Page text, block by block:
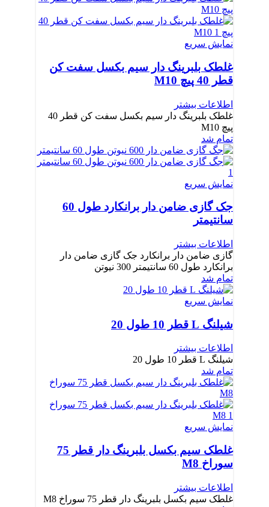
نمایش سریع
غلطک بلبرینگ دار سیم بکسل سفت کن
قطر 40 پیچ M10
اطلاعات بیشتر
غلطک بلبرینگ دار سیم بکسل سفت کن قطر 40
پیچ M10
تمام شد
نمایش سریع
جک گازی ضامن دار برانکارد طول 60
سانتیمتر
اطلاعات بیشتر
گازی ضامن دار برانکارد جک گازی ضامن دار
برانکارد طول 60 سانتیمتر 300 نیوتن
تمام شد
نمایش سریع
شیلنگ L قطر 10 طول 20
اطلاعات بیشتر
شیلنگ L قطر 10 طول 20
تمام شد
نمایش سریع
غلطک سیم بکسل بلبرینگ دار قطر 75
سوراخ M8
اطلاعات بیشتر
غلطک سیم بکسل بلبرینگ دار قطر 75 سوراخ M8